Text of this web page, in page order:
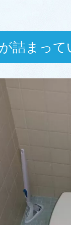
詰まって